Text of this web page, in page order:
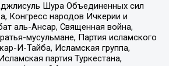
Шура Объединенных сил
Конгресс народов Ичкерии и
аль-Ансар, Священная война,
мусульмане, Партия исламского
И-Тайба, Исламская группа,
партия Туркестана,